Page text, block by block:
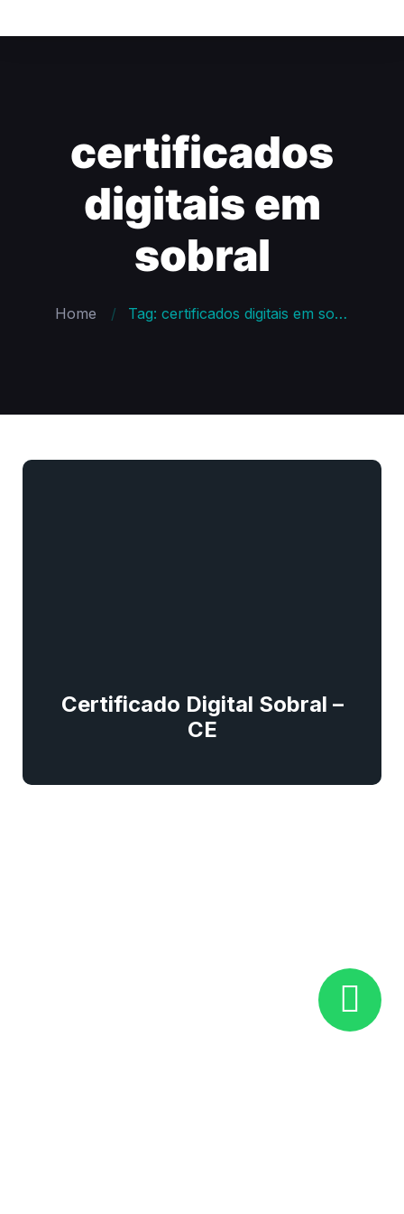
certificados
digitais em
sobral
Home Tag: certificados digitais em sobral
Certificado Digital Sobral –
CE